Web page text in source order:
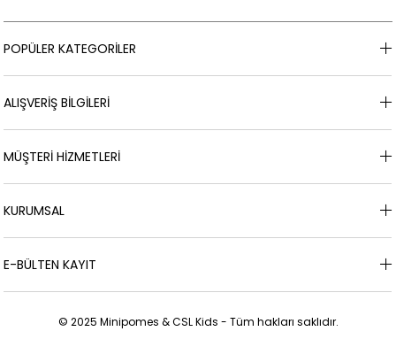
POPÜLER KATEGORİLER
ALIŞVERİŞ BİLGİLERİ
MÜŞTERİ HİZMETLERİ
KURUMSAL
E-BÜLTEN KAYIT
© 2025 Minipomes & CSL Kids - Tüm hakları saklıdır.